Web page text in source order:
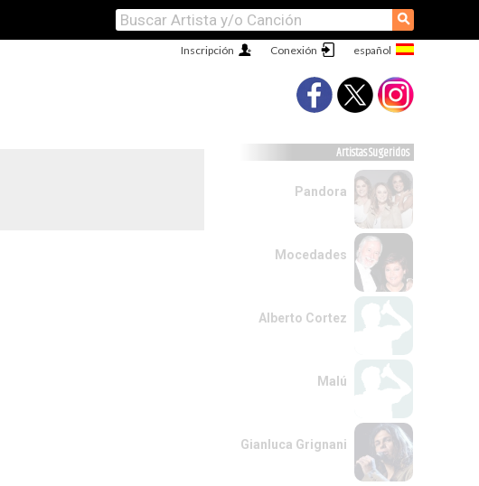
⚲
Conexión
Inscripción
Artistas Sugeridos
Pandora
Mocedades
Alberto Cortez
Malú
Gianluca Grignani